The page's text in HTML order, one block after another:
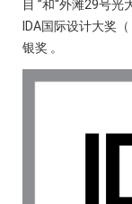
目 ”和“外滩29号
IDA国际设计大奖
银奖 。